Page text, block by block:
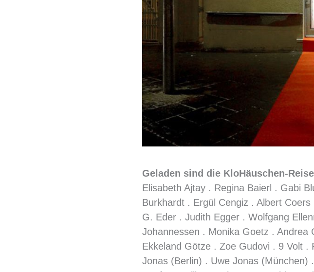
Geladen sind die KloHäuschen-
Elisabeth Ajtay . Regina Baierl . Gabi
Burkhardt . Ergül Cengiz . Albert
G. Eder . Judith Egger . Wolfgang
Johannessen . Monika Goetz .
Ekkeland Götze . Zoe Gudovi . 9 Volt .
Jonas (Berlin) . Uwe Jonas